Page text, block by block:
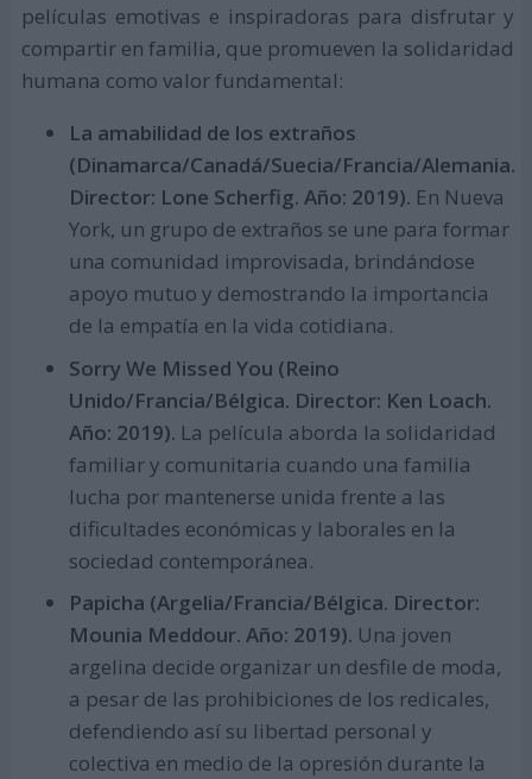
películas emotivas e inspiradoras para disfrutar y
compartir en familia, que promueven la solidaridad
humana como valor fundamental:
La amabilidad de los extraños
(Dinamarca/Canadá/Suecia/Francia/Alemania.
Director: Lone Scherfig. Año: 2019). En Nueva
York, un grupo de extraños se une para formar
una comunidad improvisada, brindándose
apoyo mutuo y demostrando la importancia
de la empatía en la vida cotidiana.
Sorry We Missed You (Reino
Unido/Francia/Bélgica. Director: Ken Loach.
Año: 2019). La película aborda la solidaridad
familiar y comunitaria cuando una familia
lucha por mantenerse unida frente a las
dificultades económicas y laborales en la
sociedad contemporánea.
Papicha (Argelia/Francia/Bélgica. Director:
Mounia Meddour. Año: 2019). Una joven
argelina decide organizar un desfile de moda,
a pesar de las prohibiciones de los redicales,
defendiendo así su libertad personal y
colectiva en medio de la opresión durante la